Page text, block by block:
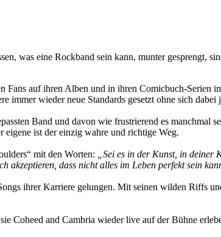
was eine Rockband sein kann, munter gesprengt,
Fans auf ihren Alben und in ihren Comicbuch-
immer wieder neue Standards gesetzt ohne sich dabei
Band und davon wie frustrierend es manchmal
eigene ist der einzig wahre und richtige Weg.
mit den Worten:
„Sei es in der Kunst, in
akzeptieren, dass nicht alles im Leben perfekt sein
ihrer Karriere gelungen. Mit seinen wilden Riffs
Coheed and Cambria wieder live auf der Bühne